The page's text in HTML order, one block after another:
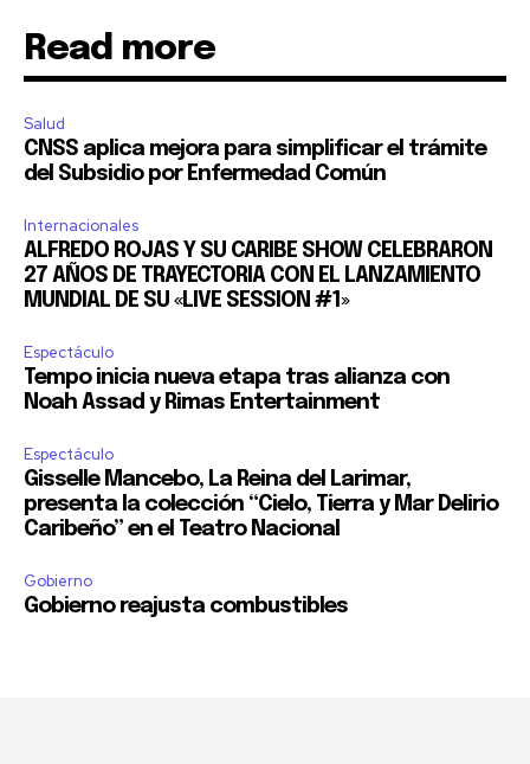
Read more
Salud
CNSS aplica mejora para simplificar el trámite
del Subsidio por Enfermedad Común
Internacionales
ALFREDO ROJAS Y SU CARIBE SHOW CELEBRARON
27 AÑOS DE TRAYECTORIA CON EL LANZAMIENTO
MUNDIAL DE SU «LIVE SESSION #1»
Espectáculo
Tempo inicia nueva etapa tras alianza con
Noah Assad y Rimas Entertainment
Espectáculo
Gisselle Mancebo, La Reina del Larimar,
presenta la colección “Cielo, Tierra y Mar Delirio
Caribeño” en el Teatro Nacional
Gobierno
Gobierno reajusta combustibles